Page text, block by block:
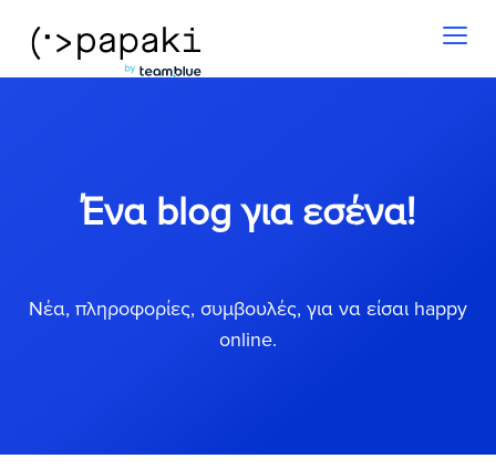
Ένα blog για εσένα!
Νέα, πληροφορίες, συμβουλές, για να είσαι happy
online.